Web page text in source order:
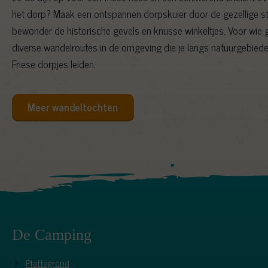
het dorp? Maak een ontspannen dorpskuier door de gezellige
bewonder de historische gevels en knusse winkeltjes. Voor wie
diverse wandelroutes in de omgeving die je langs
Friese dorpjes leiden.
Meer wandeltochten
De Camping
Plattegrond